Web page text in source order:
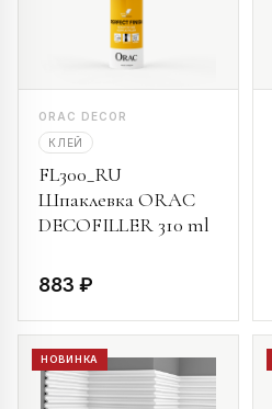
ORAC DECOR
КЛЕЙ
FL300_RU
Шпаклевка ORAC
DECOFILLER 310 ml
883 ₽
НОВИНКА